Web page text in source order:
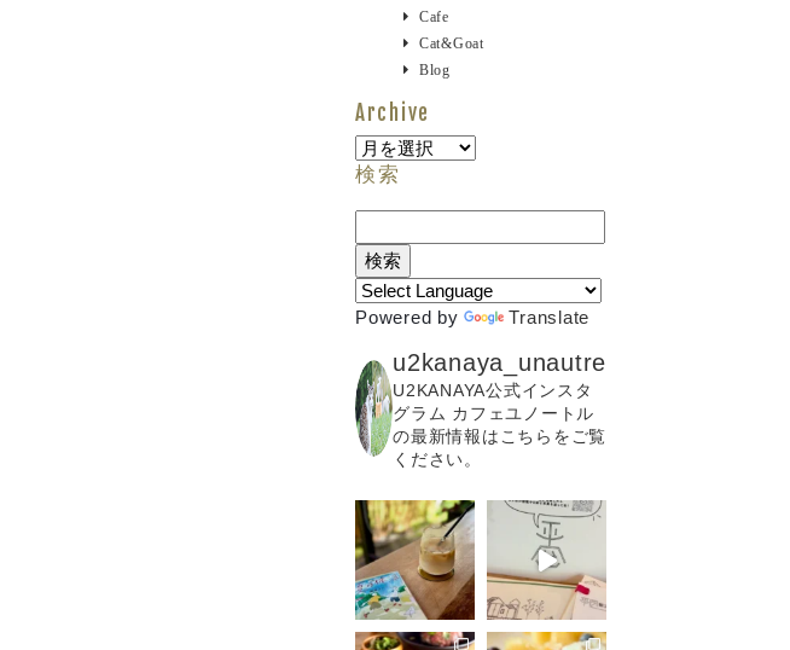
Cafe
Cat&goat
Blog
Archive
Archive
検索
索:
Powered by Translate
u2kanaya_unautre
U2KANAYA公式インスタ
グラム カフェユノートル
の最新情報はこちらをご覧
ください。